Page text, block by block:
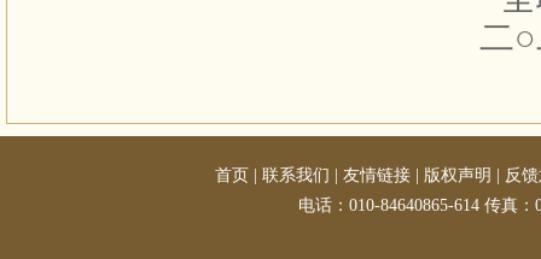
二
首页 联系我们 友情链接 版权声明
反
电话：010-84640865-614 传真